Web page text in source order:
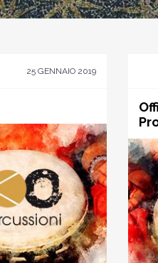
25 GENNAIO 2019